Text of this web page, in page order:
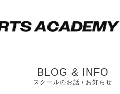
BLOG & INFO
スクールのお話 / お知らせ